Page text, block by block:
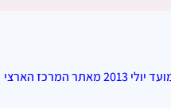
להורדת בחינת הפסיכומטרי שנערכה במועד יולי 2013 מאתר המרכז הארצי